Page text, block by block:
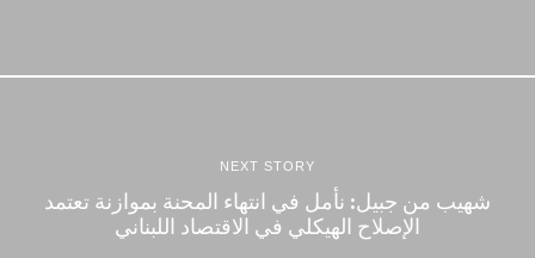
NEXT STORY
شهيب من جبيل: نأمل في انتهاء المحنة بموازنة تعتمد
الإصلاح الهيكلي في الاقتصاد اللبناني